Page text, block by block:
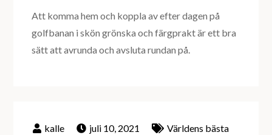
Att komma hem och koppla av efter dagen på
golfbanan i skön grönska och färgprakt är ett bra
sätt att avrunda och avsluta rundan på.
juli 10, 2021
Världens bästa